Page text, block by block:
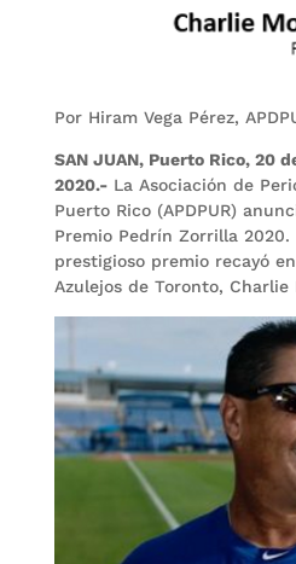
Por Hiram Vega Pérez,
SAN JUAN, Puerto Rico, 20
2020.-La Asociación de
Puerto Rico (APDPUR)
Premio Pedrín Zorrilla
prestigioso premio recayó
Azulejos de Toronto, Charlie